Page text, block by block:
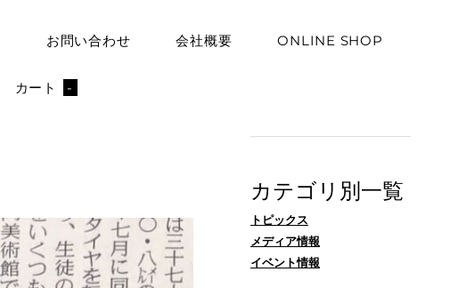
お問い合わせ 会社概要 ONLINE SHOP
カート -
カテゴリ別一覧
トピックス
メディア情報
イベント情報